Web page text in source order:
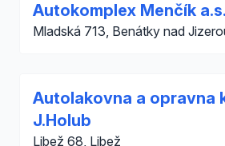
Autokomplex Menčík a.s.
Mladská 713, Benátky nad
Autolakovna a opravna
J.Holub
Libež 68, Libež